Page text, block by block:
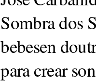
Sombra dos
bebesen
para crear